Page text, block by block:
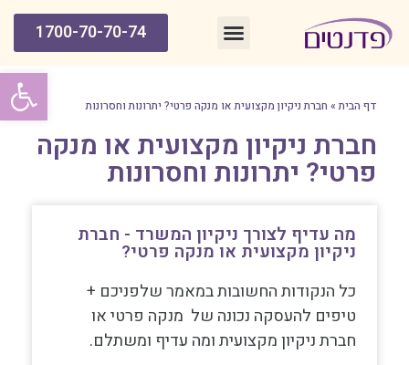
1700-70-70-74
דף הבית» חברת ניקיון מקצועית או מנקה פרטי? יתרונות וחסרונות
חברת ניקיון מקצועית או מנקה
פרטי? יתרונות וחסרונות
מה עדיף לצורך ניקיון המשרד - חברת
ניקיון מקצועית או מנקה פרטי?
כל הנקודות החשובות במאמר שלפניכם +
טיפים להעסקה נכונה של מנקה פרטי או
חברת ניקיון מקצועית ומה עדיף ומשתלם.
פתח